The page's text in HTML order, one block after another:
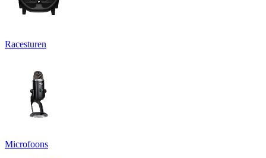
Racesturen
Microfoons